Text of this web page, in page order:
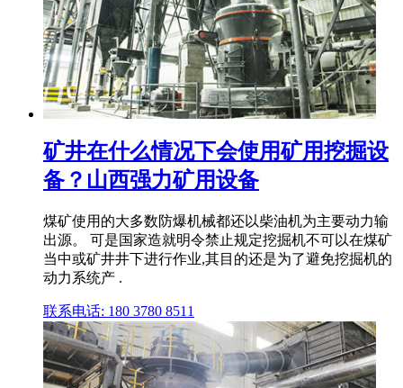
矿井在什么情况下会使用矿用挖掘设
备？山西强力矿用设备
煤矿使用的大多数防爆机械都还以柴油机为主要动力输
出源。 可是国家造就明令禁止规定挖掘机不可以在煤矿
当中或矿井井下进行作业,其目的还是为了避免挖掘机的
动力系统产 .
联系电话: 180 3780 8511